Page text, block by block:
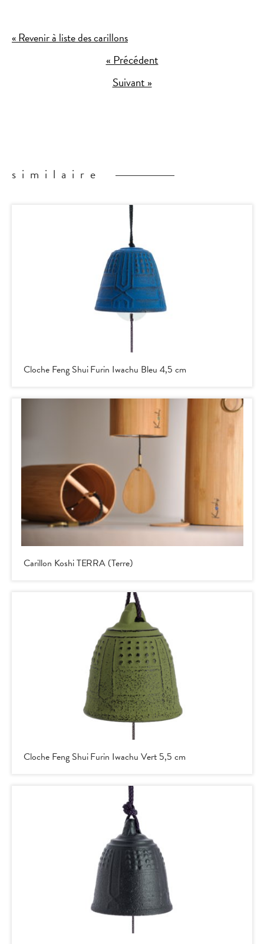
« Revenir à liste des carillons
« Précédent
Suivant »
similaire
Cloche Feng Shui Furin Iwachu Bleu 4,5 cm
Carillon Koshi TERRA (Terre)
Cloche Feng Shui Furin Iwachu Vert 5,5 cm